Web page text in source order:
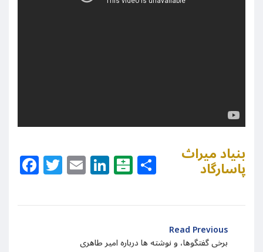
Facebook
Twitter
EmailLinkedIn
Balatarin
Share
بنیاد میراث
پاسارگاد
Read Previous
برخی گفتگوها، و نوشته ها درباره امیر طاهری